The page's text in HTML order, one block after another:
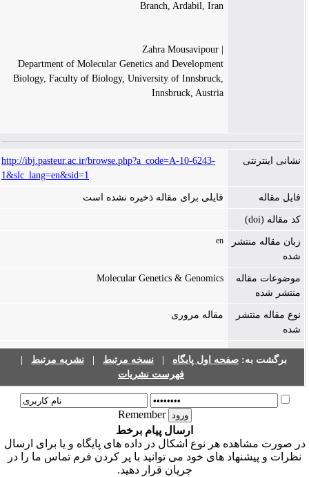
Branch, Ardabil, Iran
Department of Molecular Genetics and Development
Biology, Faculty of Biology, University of Innsbruck,
Innsbruck, Austria
نشانی اینترنتی
http://ibj.pasteur.ac.ir/browse.php?a_code=A-10-6243-
1&slc_lang=en&sid=1
فایل مقاله فایلی برای مقاله ذخیره نشده است
کد مقاله (doi)
زبان مقاله منتشر
شده
en
موضوعات مقاله
منتشر شده
Molecular Genetics & Genomics
نوع مقاله منتشر
شده
مقاله مروری
برگشت به:صفحه اول پایگاه| نسخه مرتبط| نشریه مرتبط|
فهرست نشریات
Remember
ارسال پیام برخط
صورت مشاهده هر نوع اشکال در داده های پایگاه و یا برای ارسال
نظرات و پیشنهاد های خود می توانید با پر کردن فرم تماس ما را در
جریان قرار دهید.